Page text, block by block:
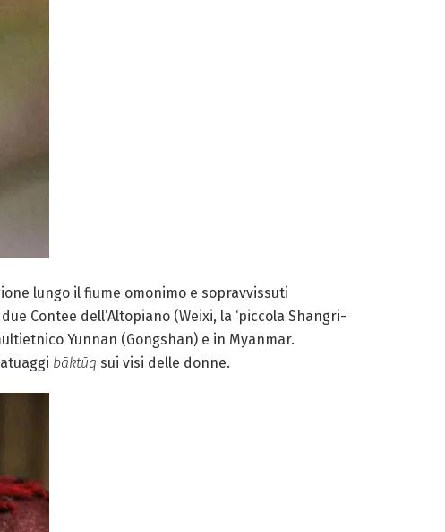
lungo il fiume omonimo e sopravvissuti
Contee dell’Altopiano (Weixi, la ‘piccola Shangri-
Yunnan (Gongshan) e in Myanmar.
bāktūq sui visi delle donne.